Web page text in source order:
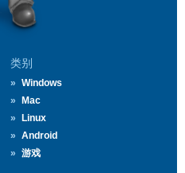
类别
Windows
Mac
Linux
Android
游戏